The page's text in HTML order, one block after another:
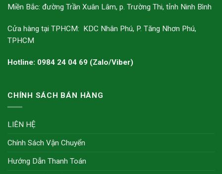
Miền Bắc: đường Trần Xuân Lâm, p. Trường Thi, tỉnh Ninh Bình
Cửa hàng tại TPHCM: KDC Nhân Phú, P. Tăng Nhơn Phú,
TPHCM
Hotline: 0984 24 04 69 (Zalo/Viber)
CHÍNH SÁCH BÁN HÀNG
LIÊN HỆ
Chính Sách Vận Chuyển
Hướng Dẫn Thanh Toán